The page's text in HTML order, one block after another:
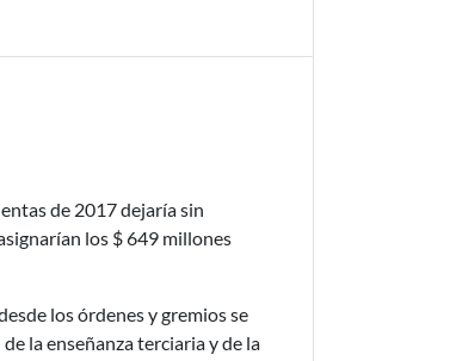
de 2017 dejaría sin
los $ 649 millones
los órdenes y gremios se
la enseñanza terciaria y de la